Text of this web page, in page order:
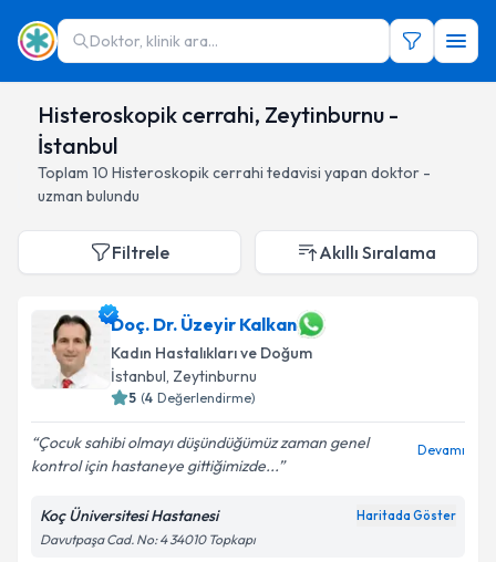
Doktor, klinik ara...
Histeroskopik cerrahi, Zeytinburnu -
İstanbul
Toplam 10 Histeroskopik cerrahi tedavisi yapan doktor -
uzman bulundu
Filtrele Akıllı Sıralama
Doç. Dr. Üzeyir Kalkan
Kadın Hastalıkları ve Doğum
İstanbul, Zeytinburnu
5 (4 Değerlendirme)
Çocuk sahibi olmayı düşündüğümüz zaman genel
kontrol için hastaneye gittiğimizde...
Devamı
Koç Üniversitesi Hastanesi Haritada Göster
Davutpaşa Cad. No: 4 34010 Topkapı